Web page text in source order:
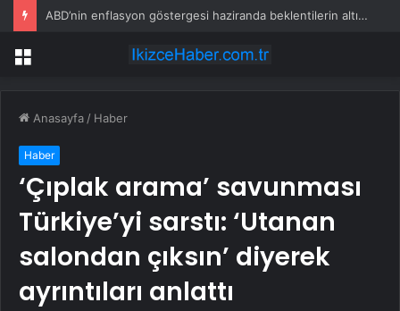
ABD’nin enflasyon göstergesi haziranda beklentilerin altında arttı
Menü
Anasayfa / Haber
Haber
‘Çıplak arama’ savunması
Türkiye’yi sarstı: ‘Utanan
salondan çıksın’ diyerek
ayrıntıları anlattı